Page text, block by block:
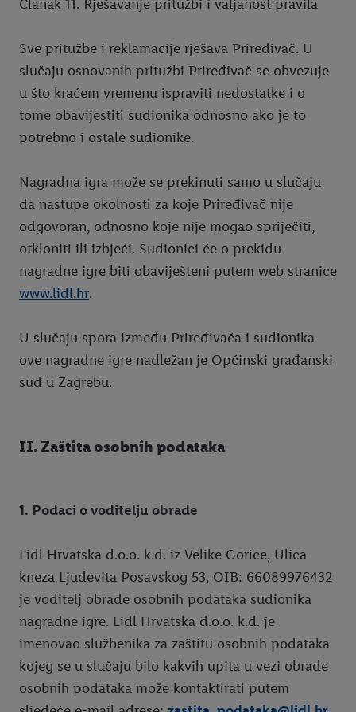
Članak 11. Rješavanje pritužbi i valjanost pravila
Sve pritužbe i reklamacije rješava Priređivač. U
slučaju osnovanih pritužbi Priređivač se obvezuje
u što kraćem vremenu ispraviti nedostatke i o
tome obavijestiti sudionika odnosno ako je to
potrebno i ostale sudionike.
Nagradna igra može se prekinuti samo u slučaju
da nastupe okolnosti za koje Priređivač nije
odgovoran, odnosno koje nije mogao spriječiti,
otkloniti ili izbjeći. Sudionici će o prekidu
nagradne igre biti obaviješteni putem web stranice
www.lidl.hr.
U slučaju spora između Priređivača i sudionika
ove nagradne igre nadležan je Općinski građanski
sud u Zagrebu.
II. Zaštita osobnih podataka
1. Podaci o voditelju obrade
Lidl Hrvatska d.o.o. k.d. iz Velike Gorice, Ulica
kneza Ljudevita Posavskog 53, OIB: 66089976432
je voditelj obrade osobnih podataka sudionika
nagradne igre. Lidl Hrvatska d.o.o. k.d. je
imenovao službenika za zaštitu osobnih podataka
kojeg se u slučaju bilo kakvih upita u vezi obrade
osobnih podataka može kontaktirati putem